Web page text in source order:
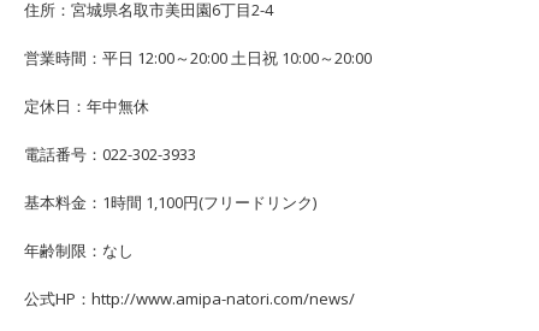
住所：宮城県名取市美田園6丁目2-4
営業時間：平日 12:00～20:00 土日祝 10:00～20:00
定休日：年中無休
電話番号：022-302-3933
基本料金：1時間 1,100円(フリードリンク)
年齢制限：なし
公式HP：http://www.amipa-natori.com/news/